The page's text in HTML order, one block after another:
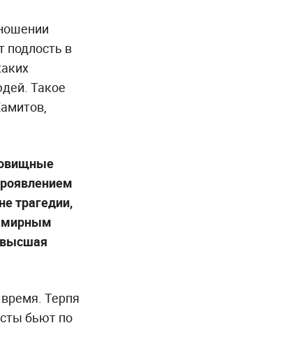
подлость в
Такое
трагедии,
мирным
Терпя
бьют по